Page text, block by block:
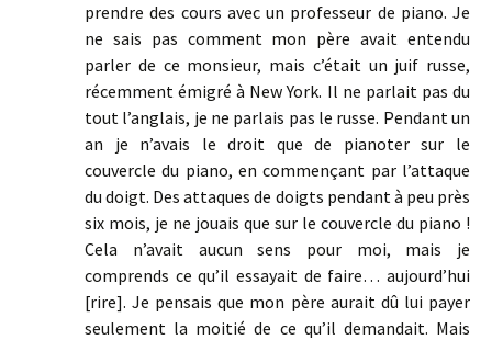
prendre des cours avec un professeur de piano. Je
ne sais pas comment mon père avait entendu
parler de ce monsieur, mais c’était un juif russe,
récemment émigré à New York. Il ne parlait pas du
tout l’anglais, je ne parlais pas le russe. Pendant un
an je n’avais le droit que de pianoter sur le
couvercle du piano, en commençant par l’attaque
du doigt. Des attaques de doigts pendant à peu près
six mois, je ne jouais que sur le couvercle du piano !
Cela n’avait aucun sens pour moi, mais je
comprends ce qu’il essayait de faire… aujourd’hui
[rire]. Je pensais que mon père aurait dû lui payer
seulement la moitié de ce qu’il demandait. Mais